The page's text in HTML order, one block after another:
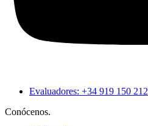
Evaluadores: +34 919 150 212
Conócenos.